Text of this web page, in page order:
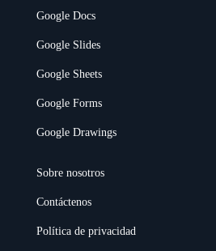
Google Docs
Google Slides
Google Sheets
Google Forms
Google Drawings
Sobre nosotros
Contáctenos
Política de privacidad